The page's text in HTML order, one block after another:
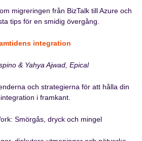
migreringen från BizTalk till Azure och
tips för en smidig övergång.
integration
& Yahya Ajwad, Epical
och strategierna för att hålla din
i framkant.
Smörgås, dryck och mingel